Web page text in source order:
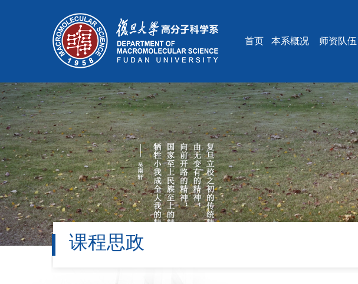
首页 本系概况 师资队伍
课程思政